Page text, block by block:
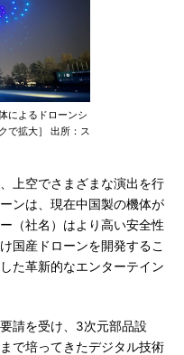
によるドローンシ
で拡大］ 出所：ス
上空でさまざまな演出を行
ンは、現在中国製の機体が
（社名）はより高い安全性
国産ドローンを開発するこ
た革新的なエンターテイン
請を受け、3次元部品設
で培ってきたデジタル技術